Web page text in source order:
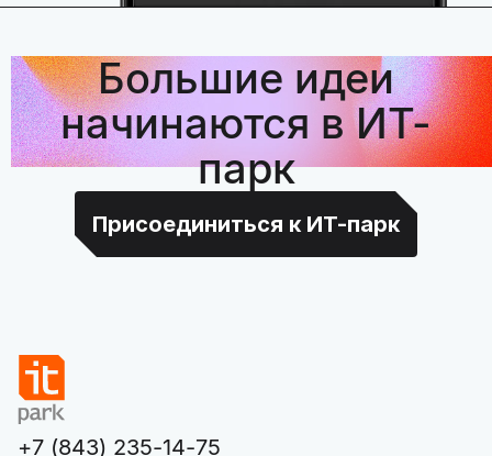
Большие идеи
начинаются в ИТ-
парк
Присоединиться к ИТ-парк
+7 (843) 235-14-75